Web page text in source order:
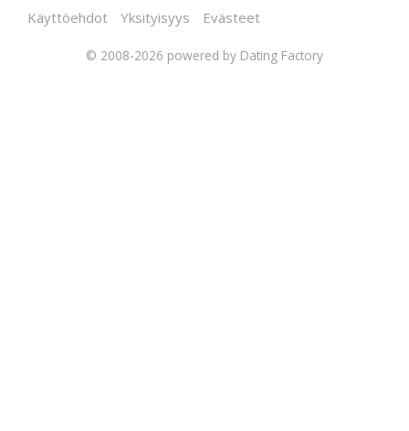
Käyttöehdot
Yksityisyys Evästeet
© 2008-2026 powered by Dating Factory